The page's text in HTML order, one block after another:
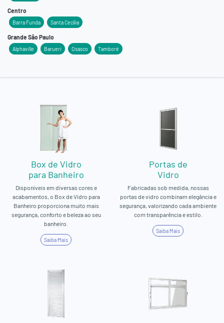
Centro
Barra Funda Santa Cecília
Grande São Paulo
Alphaville Barueri Osasco Tamboré
Box de Vidro
para Banheiro
Disponíveis em diversas cores e
acabamentos, o Box de Vidro para
Banheiro proporciona muito mais
segurança, conforto e beleza ao seu
banheiro.
Saiba Mais
Portas de
Vidro
Fabricadas sob medida, nossas
portas de vidro combinam elegância e
segurança, valorizando cada ambiente
com transparência e estilo.
Saiba Mais